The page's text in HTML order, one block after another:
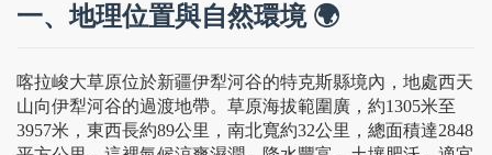
一、地理位置與自然環境 🌍
喀拉峻大草原位於新疆伊犁河谷的特克斯縣境內，地處西天
山向伊犁河谷的過渡地帶。草原海拔範圍廣，約1305米至
3957米，東西長約89公里，南北寬約32公里，總面積達2848